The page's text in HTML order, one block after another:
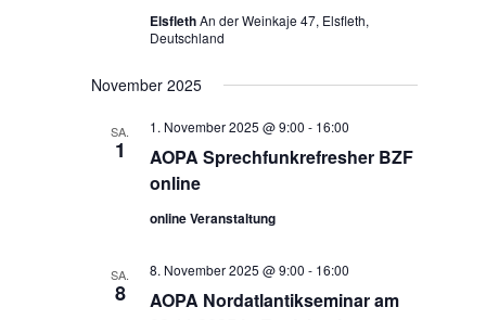
ElsflethAn der Weinkaje 47, Elsfleth,
Deutschland
November 2025
SA.
1
AOPA Sprechfunkrefresher BZF
online
1. November 2025 @ 9:00 - 16:00
online Veranstaltung
SA.
8
AOPA Nordatlantikseminar am
8. November 2025 @ 9:00 - 16:00